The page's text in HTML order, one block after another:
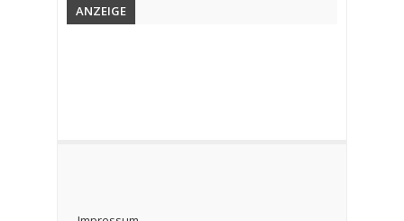
ANZEIGE